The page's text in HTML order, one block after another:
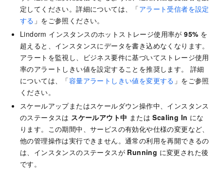
定してください。詳細については、「アラート受信者を設定
する 」をご参照ください。
Lindorm インスタンスのホットストレージ使用率が95% を
超えると、インスタンスにデータを書き込めなくなります。
アラートを監視し、ビジネス要件に基づいてストレージ使用
率のアラートしきい値を設定することを推奨します。 詳細
については、「容量アラートしきい値を変更する 」をご参照
ください。
スケールアップまたはスケールダウン操作中、インスタンス
のステータスは スケールアウト中 またはScaling In にな
ります。この期間中、サービスの有効化や仕様の変更など、
他の管理操作は実行できません。通常の利用を再開できるの
は、インスタンスのステータスが Running に変更された後
です。